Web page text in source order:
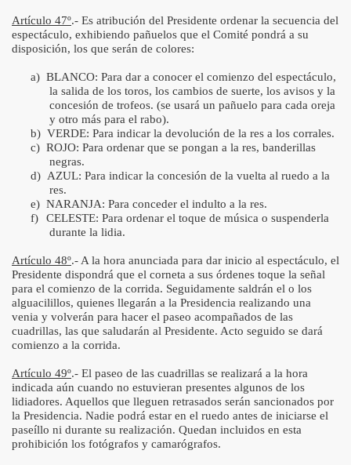
Artículo 47º.- Es atribución del Presidente ordenar la secuencia del
espectáculo, exhibiendo pañuelos que el Comité pondrá a su
disposición, los que serán de colores:
a) BLANCO: Para dar a conocer el comienzo del espectáculo,
la salida de los toros, los cambios de suerte, los avisos y la
concesión de trofeos. (se usará un pañuelo para cada oreja
y otro más para el rabo).
b) VERDE: Para indicar la devolución de la res a los corrales.
c) ROJO: Para ordenar que se pongan a la res, banderillas
negras.
d) AZUL: Para indicar la concesión de la vuelta al ruedo a la
res.
e) NARANJA: Para conceder el indulto a la res.
f)
CELESTE: Para ordenar el toque de música o suspenderla
durante la lidia.
Artículo 48º.- A la hora anunciada para dar inicio al espectáculo, el
Presidente dispondrá que el corneta a sus órdenes toque la señal
para el comienzo de la corrida. Seguidamente saldrán el o los
alguacilillos, quienes llegarán a la Presidencia realizando una
venia y volverán para hacer el paseo acompañados de las
cuadrillas, las que saludarán al Presidente. Acto seguido se dará
comienzo a la corrida.
Artículo 49º.- El paseo de las cuadrillas se realizará a la hora
indicada aún cuando no estuvieran presentes algunos de los
lidiadores. Aquellos que lleguen retrasados serán sancionados por
la Presidencia. Nadie podrá estar en el ruedo antes de iniciarse el
paseíllo ni durante su realización. Quedan incluidos en esta
prohibición los fotógrafos y camarógrafos.